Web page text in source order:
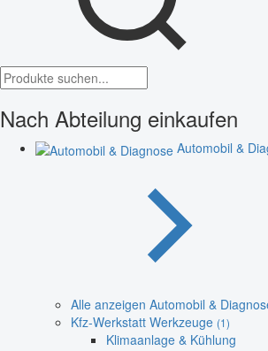
Nach Abteilung einkaufen
Automobil &
Alle anzeigen Automobil &
Kfz-Werkstatt Werkzeuge (1)
Klimaanlage & Kühlung